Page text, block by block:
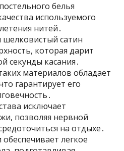
белья
используемого
нитей․
сатин
которая дарит
секунды касания․
материалов обладает
гарантирует его
исключает
позволяя нервной
на отдыхе․
легкое